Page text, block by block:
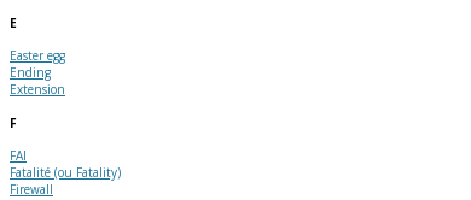
E
Easter egg
Ending
Extension
F
FAI
Fatalité (ou Fatality)
Firewall